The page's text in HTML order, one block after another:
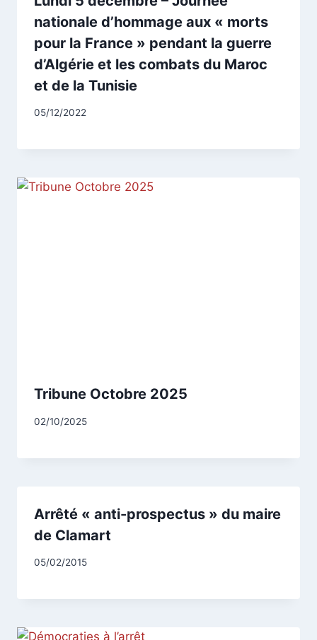
nationale d’hommage aux « morts
pour la France » pendant la guerre
d’Algérie et les combats du Maroc
et de la Tunisie
Par
05/12/2022
Tribune Octobre 2025
Par
02/10/2025
Arrêté « anti-prospectus » du maire
de Clamart
Par
05/02/2015